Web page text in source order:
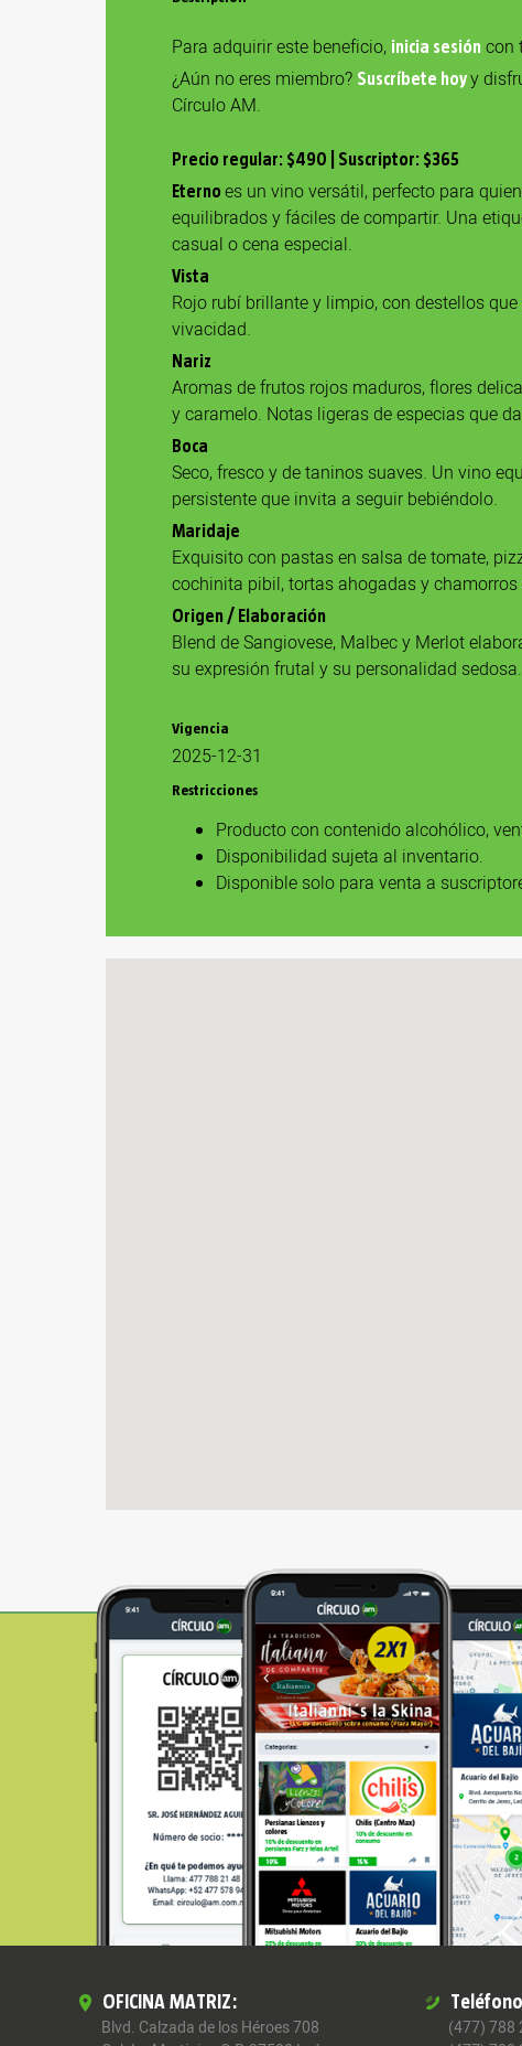
Para adquirir este beneficio, inicia sesión con
¿Aún no eres miembro? Suscríbete hoyy
Círculo AM.
Precio regular: $490 | Suscriptor: $365
Eterno es un vino versátil, perfecto para
equilibrados y fáciles de compartir. Una
casual o cena especial.
Vista
Rojo rubí brillante y limpio, con destellos
vivacidad.
Nariz
Aromas de frutos rojos maduros, flores
y caramelo. Notas ligeras de especias que
Boca
Seco, fresco y de taninos suaves. Un vino
persistente que invita a seguir bebiéndolo.
Maridaje
Exquisito con pastas en salsa de tomate,
cochinita pibil, tortas ahogadas y
Origen / Elaboración
Blend de Sangiovese, Malbec y Merlot
su expresión frutal y su personalidad sedosa.
Vigencia
2025-12-31
Restricciones
Producto con contenido alcohólico,
Disponibilidad sujeta al inventario.
Disponible solo para venta a
OFICINA MATRIZ:
Blvd. Calzada de los Héroes 708
(477) 788